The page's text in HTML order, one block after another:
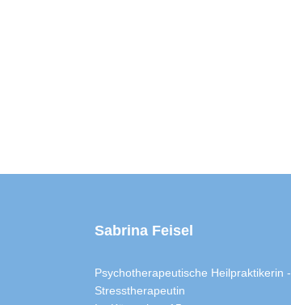
Sabrina Feisel
Psychotherapeutische Heilpraktikerin -
Stresstherapeutin